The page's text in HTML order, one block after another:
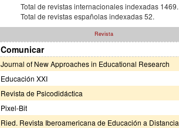
Total de revistas internacionales indexadas 1469.
Total de revistas españolas indexadas 52.
Revista
Comunicar
Journal of New Approaches in Educational Research
Educación XXI
Revista de Psicodidáctica
Pixel-Bit
Ried. Revista Iberoamericana de Educación a Distancia